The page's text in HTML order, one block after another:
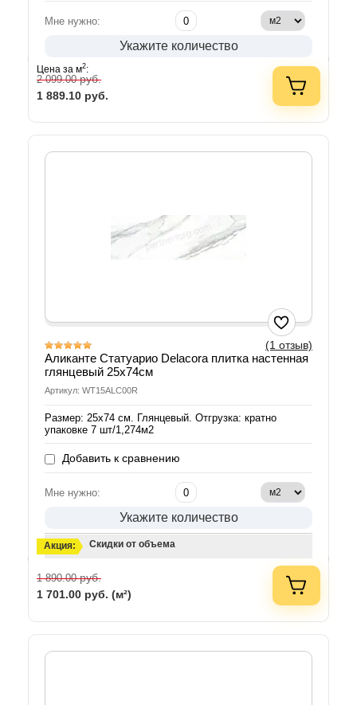
Мне нужно:
Укажите количество
Цена за м2:
2 099.00руб.
1 889.10 руб.
(1 отзыв)
Аликанте Статуарио Delacora плитка настенная
глянцевый 25х74см
Артикул: WT15ALC00R
Размер: 25х74 см. Глянцевый. Отгрузка: кратно
упаковке 7 шт/1,274м2
Добавить к сравнению
Мне нужно:
Укажите количество
Акция: Скидки от объема
1 890.00руб.
1 701.00 руб. (м²)